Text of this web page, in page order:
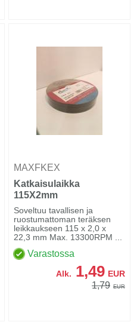
MAXFKEX
Katkaisulaikka
115X2mm
Soveltuu tavallisen ja
ruostumattoman teräksen
leikkaukseen 115 x 2,0 x
22,3 mm Max. 13300RPM ...
Varastossa
Alk. 1,49 EUR
1,79 EUR